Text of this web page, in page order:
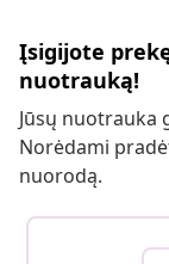
Įsigijote
nuotrauką!
Jūsų nuotrauka
Norėdami
nuorodą.